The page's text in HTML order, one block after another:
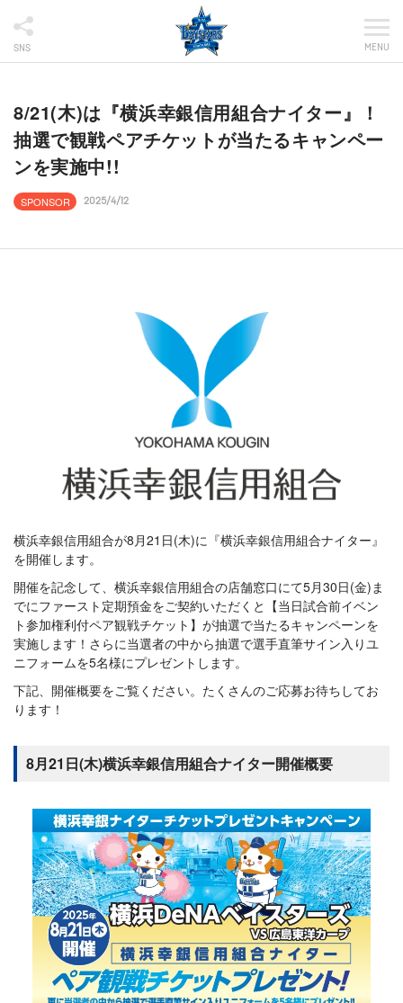
SNS MENU
8/21(木)は『横浜幸銀信用組合ナイター』！
抽選で観戦ペアチケットが当たるキャンペー
ンを実施中!!
SPONSOR 2025/4/12
横浜幸銀信用組合が8月21日(木)に『横浜幸銀信用組合ナイター』
を開催します。
開催を記念して、横浜幸銀信用組合の店舗窓口にて5月30日(金)ま
でにファースト定期預金をご契約いただくと【当日試合前イベン
ト参加権利付ペア観戦チケット】が抽選で当たるキャンペーンを
実施します！さらに当選者の中から抽選で選手直筆サイン入りユ
ニフォームを5名様にプレゼントします。
下記、開催概要をご覧ください。たくさんのご応募お待ちしてお
ります！
8月21日(木)横浜幸銀信用組合ナイター開催概要